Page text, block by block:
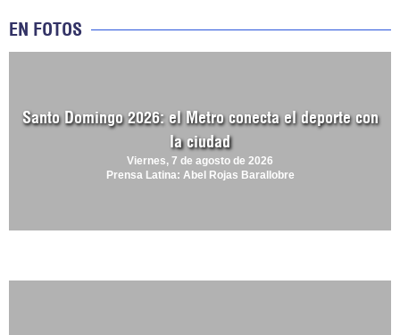
EN FOTOS
Santo Domingo 2026: el Metro conecta el deporte con
la ciudad
Viernes, 7 de agosto de 2026
Prensa Latina: Abel Rojas Barallobre